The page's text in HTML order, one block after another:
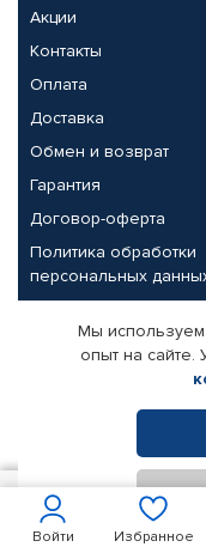
Войти Избранное
Акции
Контакты
Оплата
Доставка
Обмен и возврат
Гарантия
Договор-оферта
Политика обработки
персональных
Партнерам
Корпоративным
Поставщикам
© КАМАЗ ЦЕНТР
Интернет-магазин
Мы
опыт на
7 500